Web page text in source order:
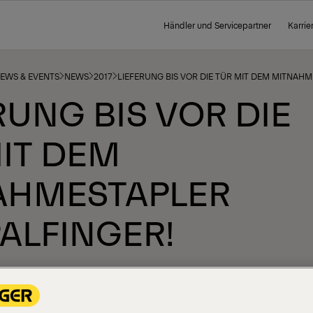
Händler und Servicepartner
& EVENTS NEWS 2017 LIEFERUNG BIS VOR DIE TÜR MIT DEM
BIS VOR DIE
DEM